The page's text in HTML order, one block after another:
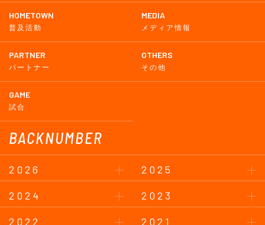
HOMETOWN
普及活動
MEDIA
メディア情報
PARTNER
パートナー
OTHERS
その他
GAME
試合
BACKNUMBER
2026
2025
2024
2023
2022
2021